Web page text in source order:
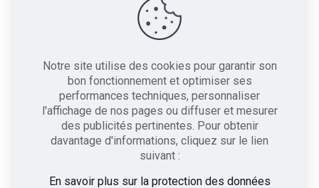
16 Chemin de la Chausse, 33360 Camblanes-et-
Contactez-nous
ce.0330060L@ac-bordeaux.fr
Instagram
LinkedIn
WhatsApp
Notre site utilise des cookies pour garantir son
bon fonctionnement et optimiser ses
performances techniques, personnaliser
l'affichage de nos pages ou diffuser et mesurer
des publicités pertinentes. Pour obtenir
davantage d'informations, cliquez sur le lien
suivant :
En savoir plus sur la protection des données